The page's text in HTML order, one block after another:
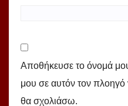
Αποθήκευσε το όνομά
μου σε αυτόν τον
θα σχολιάσω.